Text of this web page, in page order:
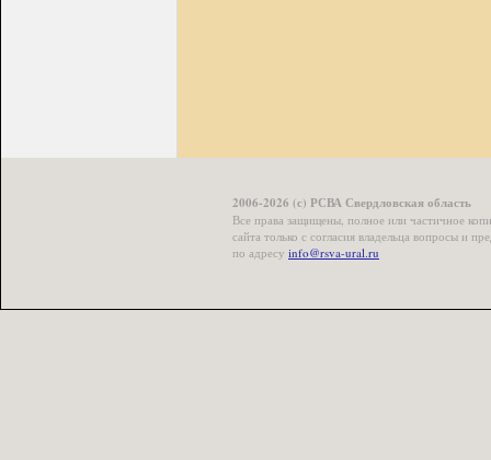
2006-2026 (с) РСВА Свердловская область
Все права защищены, полное или частичное
сайта только с согласия владельца вопросы и
по адресу info@rsva-ural.ru